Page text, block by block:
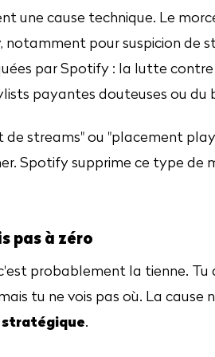
une cause technique. Le
pour suspicion de
par Spotify : la lutte contre
payantes douteuses ou du
de streams" ou "placement
Spotify supprime ce type de
pas à zéro
probablement la tienne. Tu
tu ne vois pas où. La cause
.